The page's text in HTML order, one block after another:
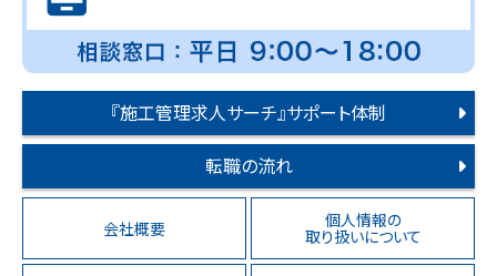
『施工管理求人サーチ』サポート体制
転職の流れ
会社概要 個人情報の
取り扱いについて